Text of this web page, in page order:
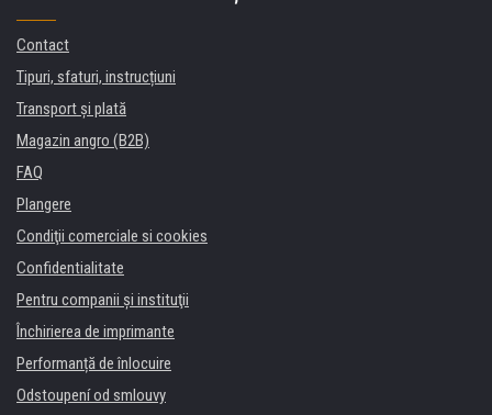
Contact
Tipuri, sfaturi, instrucțiuni
Transport şi plată
Magazin angro (B2B)
FAQ
Plangere
Condiţii comerciale si cookies
Confidentialitate
Pentru companii și instituţii
Închirierea de imprimante
Performanță de înlocuire
Odstoupení od smlouvy